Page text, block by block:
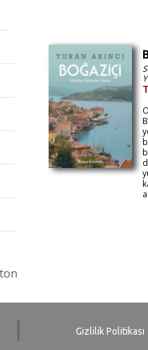
Gizlilik Politikası